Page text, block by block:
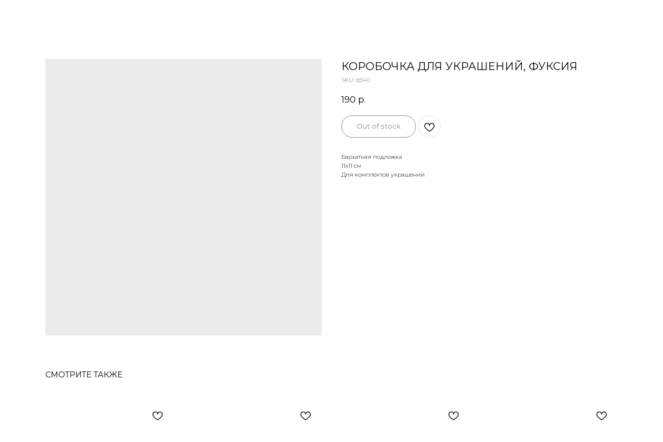
КОРОБОЧКА ДЛЯ УКРАШЕНИЙ, ФУКСИЯ
SKU: ф540
190 р.
Out of stock
Бархатная подложка
11х11 см
Для комплектов украшений
СМОТРИТЕ ТАКЖЕ